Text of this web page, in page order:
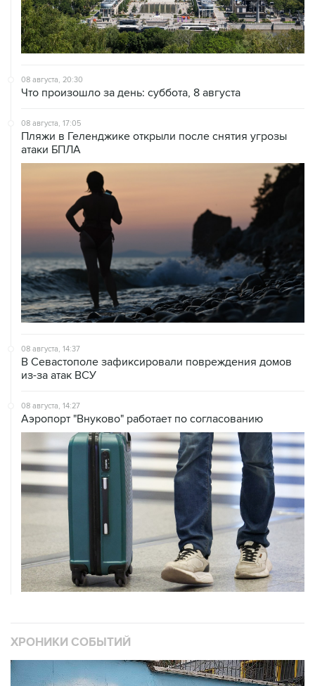
08 августа, 20:30
Что произошло за день: суббота, 8 августа
08 августа, 17:05
Пляжи в Геленджике открыли после снятия угрозы
атаки БПЛА
08 августа, 14:37
В Севастополе зафиксировали повреждения домов
из-за атак ВСУ
08 августа, 14:27
Аэропорт "Внуково" работает по согласованию
ХРОНИКИ СОБЫТИЙ